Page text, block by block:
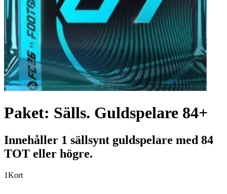
Paket: Sälls. Guldspelare 84+
Innehåller 1 sällsynt guldspelare med 84
TOT eller högre.
1Kort